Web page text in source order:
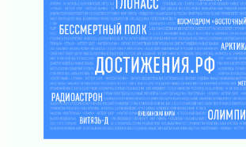
Часть медиков в Ленобласти
рассчитывать на доплату от
03 августа 2026
За сутки в Ленинградской
ликвидировали 10 пожаров
03 августа 2026
Клюква наливается, но в
просится